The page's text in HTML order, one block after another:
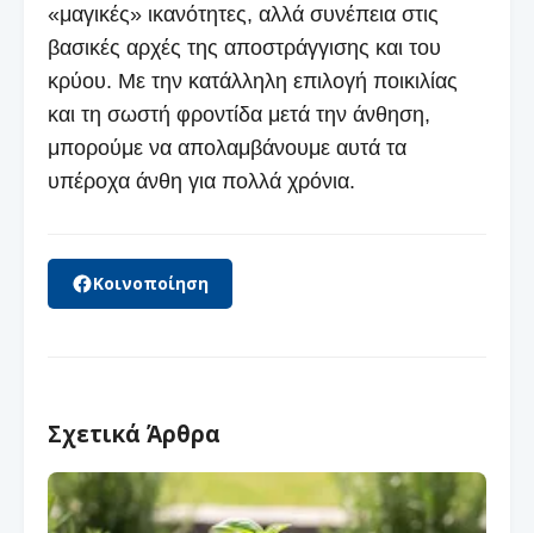
«μαγικές» ικανότητες, αλλά συνέπεια στις
βασικές αρχές της αποστράγγισης και του
κρύου. Με την κατάλληλη επιλογή ποικιλίας
και τη σωστή φροντίδα μετά την άνθηση,
μπορούμε να απολαμβάνουμε αυτά τα
υπέροχα άνθη για πολλά χρόνια.
Κοινοποίηση
Σχετικά Άρθρα